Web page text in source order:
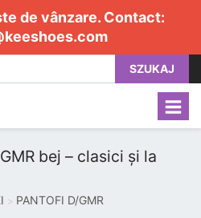
de vânzare. Contact:
SZUKAJ
bej – clasici și la
PANTOFI D/GMR